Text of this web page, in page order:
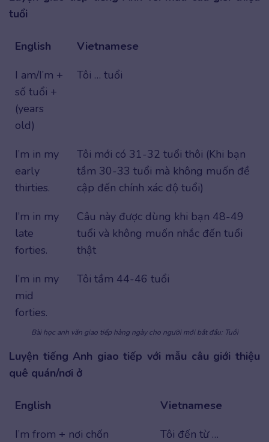
tuổi
English
Vietnamese
I am/I’m +
số tuổi +
(years
old)
Tôi … tuổi
I’m in my
early
thirties.
Tôi mới có 31-32 tuổi thôi (Khi bạn
tầm 30-33 tuổi mà không muốn đề
cập đến chính xác độ tuổi)
I’m in my
late
forties.
Câu này được dùng khi bạn 48-49
tuổi và không muốn nhắc đến tuổi
thật
I’m in my
mid
forties.
Tôi tầm 44-46 tuổi
Bài học anh văn giao tiếp hàng ngày cho người mới bắt đầu: Tuổi
Luyện tiếng Anh giao tiếp với mẫu câu giới thiệu
quê quán/nơi ở
English
Vietnamese
I’m from + nơi chốn
Tôi đến từ …